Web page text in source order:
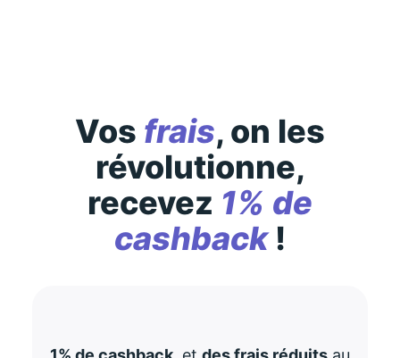
Vos frais, on les
révolutionne,
recevez 1% de
cashback!